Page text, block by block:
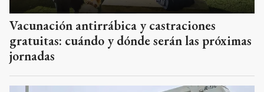
Vacunación antirrábica y castraciones
gratuitas: cuándo y dónde serán las próximas
jornadas